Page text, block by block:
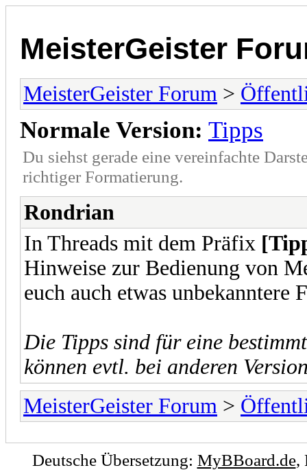
MeisterGeister
MeisterGeister Forum >
Normale Version: Tipps
Du siehst gerade eine vereinfachte
richtiger Formatierung.
Rondrian
In Threads mit dem Präfix
Hinweise zur Bedienung von
euch auch etwas unbekanntere
Die Tipps sind für eine
können evtl. bei anderen
MeisterGeister Forum >
Deutsche Übersetzung: MyBBoard.de,